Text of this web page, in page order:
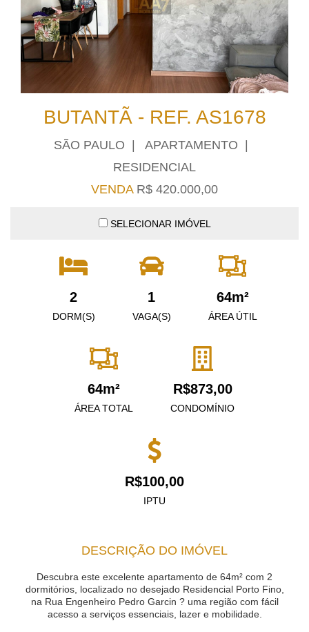
BUTANTÃ - REF. AS1678
SÃO PAULO | APARTAMENTO |
RESIDENCIAL
VENDAR$ 420.000,00
SELECIONAR IMÓVEL
2
DORM(S)
1
VAGA(S)
64m²
ÁREA ÚTIL
64m²
ÁREA TOTAL
R$873,00
CONDOMÍNIO
R$100,00
IPTU
DESCRIÇÃO DO IMÓVEL
Descubra este excelente apartamento de 64m² com 2
dormitórios, localizado no desejado Residencial Porto Fino,
na Rua Engenheiro Pedro Garcin ? uma região com fácil
acesso a serviços essenciais, lazer e mobilidade.